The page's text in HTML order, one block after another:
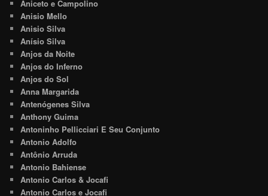
Aniceto e Campolino
Anisio Mello
Anisio Silva
Anísio Silva
Anjos da Noite
Anjos do Inferno
Anjos do Sol
Anna Margarida
Antenógenes Silva
Anthony Guima
Antoninho Pellicciari E Seu Conjunto
Antonio Adolfo
Antônio Arruda
Antonio Bahiense
Antonio Carlos & Jocafi
Antonio Carlos e Jocafi